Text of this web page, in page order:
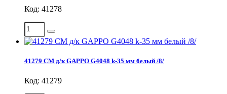
Код: 41278
41279 СМ д/к GAPPO G4048 k-35 мм белый /8/
Код: 41279